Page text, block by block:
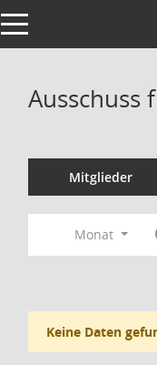
Toggle navigation
Ausschuss
Mitglieder
Monat
Keine Daten